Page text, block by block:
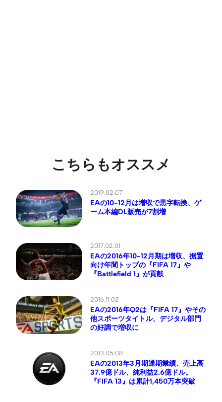
こちらもオススメ
2019.02.07
EAの10-12月は増収で黒字転換、ゲ
ーム本編DL販売が7割増
2017.02.01
EAの2016年10-12月期は増収、据置
向け年間トップの『FIFA 17』や
『Battlefield 1』が貢献
2016.11.02
EAの2016年Q2は『FIFA 17』やその
他スポーツタイトル、デジタル部門
の好調で増収に
2013.05.08
EAの2013年3月期通期業績、売上高
37.9億ドル、純利益2.6億ドル。
『FIFA 13』は累計1,450万本突破